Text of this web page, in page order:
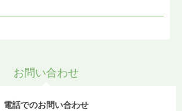
お問い合わせ
電話でのお問い合わせ